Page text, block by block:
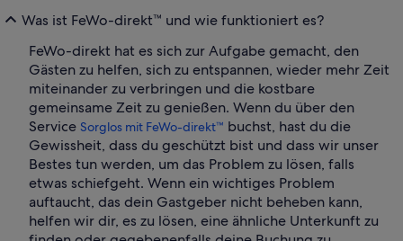
Was ist FeWo-direkt™ und wie funktioniert es?
FeWo-direkt hat es sich zur Aufgabe gemacht, den
Gästen zu helfen, sich zu entspannen, wieder mehr Zeit
miteinander zu verbringen und die kostbare
gemeinsame Zeit zu genießen. Wenn du über den
Service Sorglos mit FeWo-direkt™ buchst, hast du die
Gewissheit, dass du geschützt bist und dass wir unser
Bestes tun werden, um das Problem zu lösen, falls
etwas schiefgeht. Wenn ein wichtiges Problem
auftaucht, das dein Gastgeber nicht beheben kann,
helfen wir dir, es zu lösen, eine ähnliche Unterkunft zu